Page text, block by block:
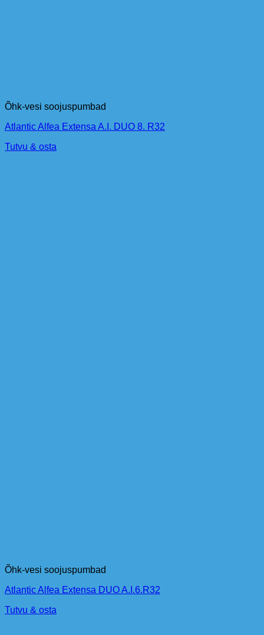
Õhk-vesi soojuspumbad
Atlantic Alfea Extensa A.I. DUO 8. R32
Tutvu & osta
Õhk-vesi soojuspumbad
Atlantic Alfea Extensa DUO A.I.6.R32
Tutvu & osta